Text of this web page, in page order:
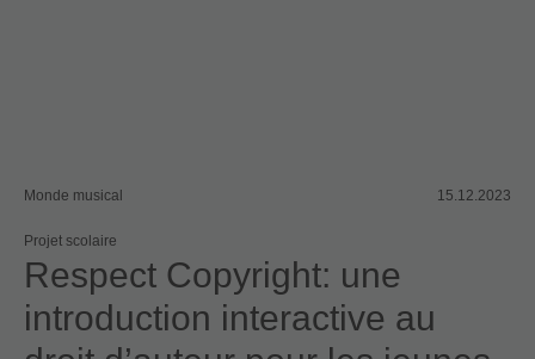
Monde musical 15.12.2023
Projet scolaire
Respect Copyright: une
introduction interactive au